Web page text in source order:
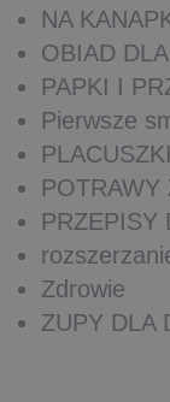
NA
OBIAD
PAPKI I
Pierwsze
POTRAWY
PRZEPISY
Zdrowie
ZUPY DLA